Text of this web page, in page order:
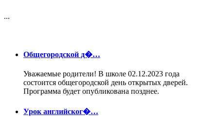
...
Общегородской д�…
Уважаемые родители! В школе 02.12.2023 года
состоится общегородской день открытых дверей.
Программа будет опубликована позднее.
Урок английског�…